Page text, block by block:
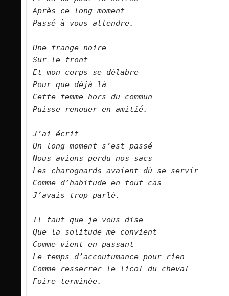
Après ce long moment
Passé à vous attendre.
Une frange noire
Sur le front
Et mon corps se délabre
Pour que déjà là
Cette femme hors du commun
Puisse renouer en amitié.
J’ai écrit
Un long moment s’est passé
Nous avions perdu nos sacs
Les charognards avaient dû se servir
Comme d’habitude en tout cas
J’avais trop parlé.
Il faut que je vous dise
Que la solitude me convient
Comme vient en passant
Le temps d’accoutumance pour rien
Comme resserrer le licol du cheval
Foire terminée.